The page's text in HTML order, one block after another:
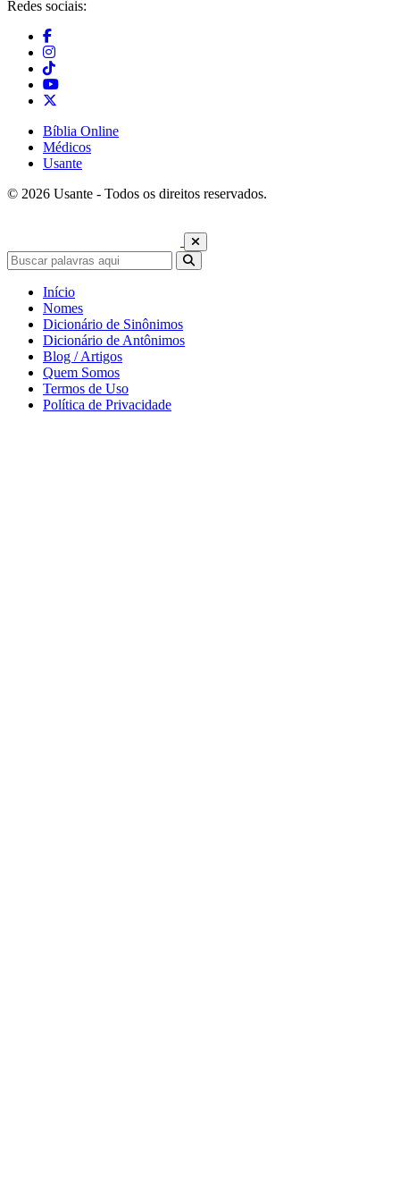
Redes sociais:
Bíblia Online
Médicos
Usante
© 2026 Usante - Todos os direitos reservados.
Início
Nomes
Dicionário de Sinônimos
Dicionário de Antônimos
Blog / Artigos
Quem Somos
Termos de Uso
Política de Privacidade